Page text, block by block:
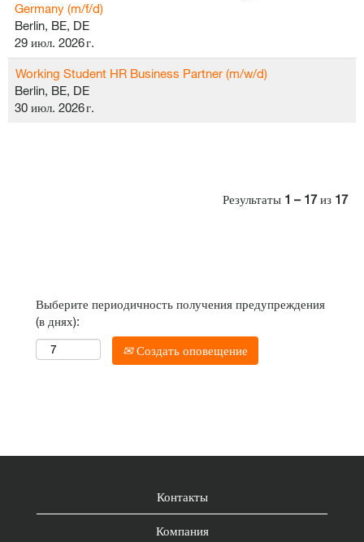
Germany (m/f/d)
Berlin, BE, DE
29 июл. 2026 г.
Working Student HR Business Partner (m/w/d)
Berlin, BE, DE
30 июл. 2026 г.
Результаты 1 – 17из 17
Выберите периодичность получения предупреждения
(в днях):
Создать оповещение
Контакты
Компания